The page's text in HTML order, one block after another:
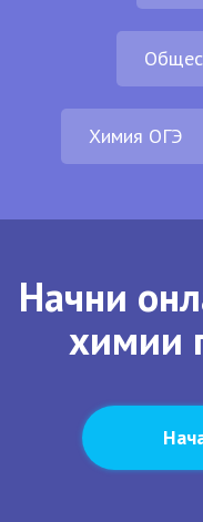
Химия ОГЭ
Начни
химии